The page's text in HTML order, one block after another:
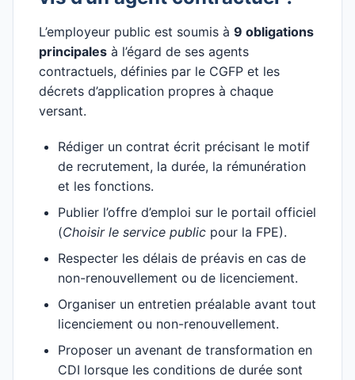
L’employeur public est soumis à 9 obligations
principales à l’égard de ses agents
contractuels, définies par le CGFP et les
décrets d’application propres à chaque
versant.
Rédiger un contrat écrit précisant le motif
de recrutement, la durée, la rémunération
et les fonctions.
Publier l’offre d’emploi sur le portail officiel
(Choisir le service public pour la FPE).
Respecter les délais de préavis en cas de
non-renouvellement ou de licenciement.
Organiser un entretien préalable avant tout
licenciement ou non-renouvellement.
Proposer un avenant de transformation en
CDI lorsque les conditions de durée sont